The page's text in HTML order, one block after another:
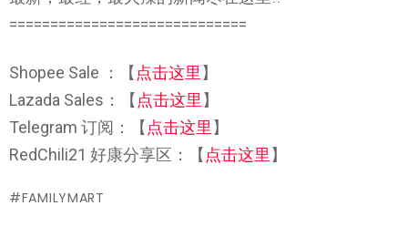
=============================
Shopee Sale ：【 点击这里 】
Lazada Sales：【 点击这里 】
Telegram 订阅：【 点击这里 】
RedChili21 好康分享区：【 点击这里 】
FAMILYMART